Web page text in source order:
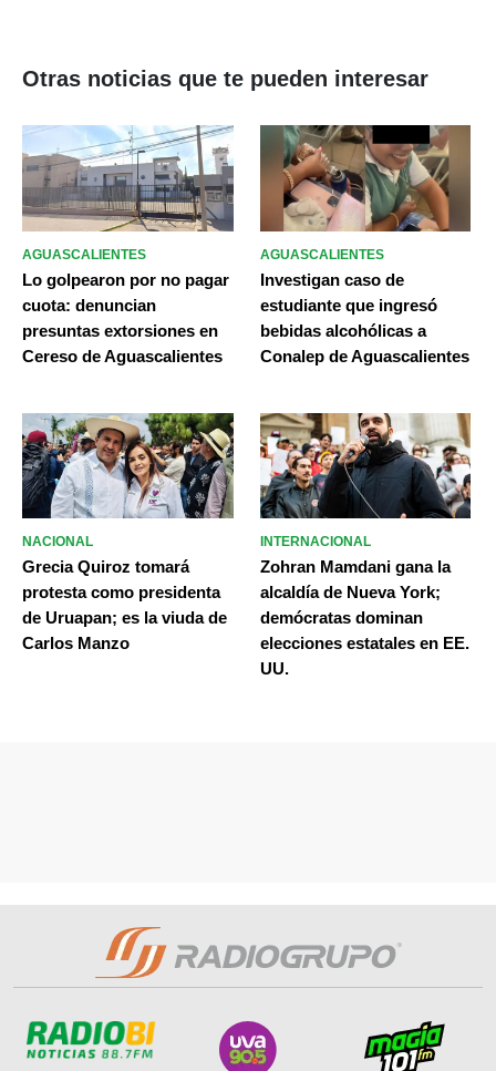
Otras noticias que te pueden interesar
AGUASCALIENTES
Lo golpearon por no pagar
cuota: denuncian
presuntas extorsiones en
Cereso de Aguascalientes
AGUASCALIENTES
Investigan caso de
estudiante que ingresó
bebidas alcohólicas a
Conalep de Aguascalientes
NACIONAL
Grecia Quiroz tomará
protesta como presidenta
de Uruapan; es la viuda de
Carlos Manzo
INTERNACIONAL
Zohran Mamdani gana la
alcaldía de Nueva York;
demócratas dominan
elecciones estatales en EE.
UU.